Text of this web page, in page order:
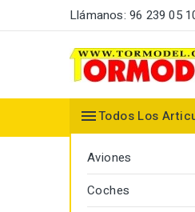
Llámanos: 96 239 05
Todos Los
Aviones
Coches